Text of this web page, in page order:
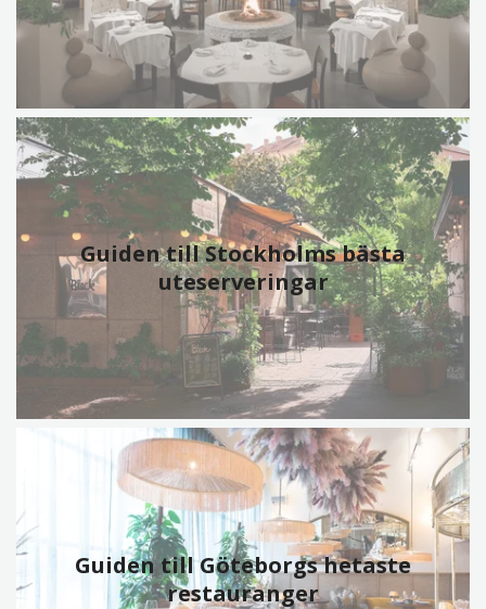
Guiden till Stockholms bästa
uteserveringar
Guiden till Göteborgs hetaste
restauranger